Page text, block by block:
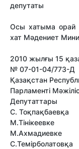
депутаты
Осы хатыма орай
хат Мәдениет
2010 жылғы 15
№ 07-01-04/773-Д
Қазақстан
Парламенті
Депутаттары
С. Тоқпақбаевқа
М.Тінікеевке
М.Ахмадиевке
С.Темірболатовқа